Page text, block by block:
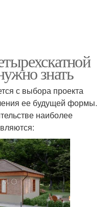
знать
с выбора проекта
ее будущей формы.
наиболее